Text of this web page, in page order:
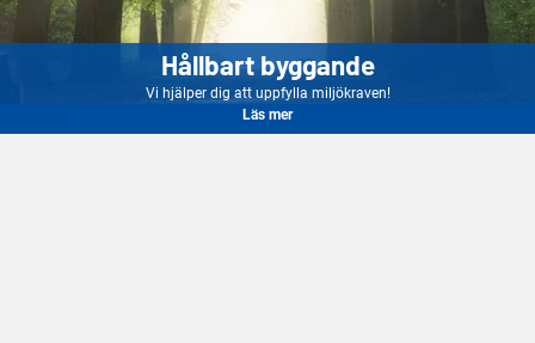
Hållbart byggande
Vi hjälper dig att uppfylla miljökraven!
Läs mer